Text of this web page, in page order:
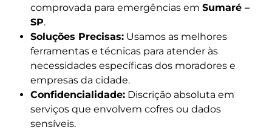
comprovada para emergências em Sumaré –
SP.
Soluções Precisas: Usamos as melhores
ferramentas e técnicas para atender às
necessidades específicas dos moradores e
empresas da cidade.
Confidencialidade: Discrição absoluta em
serviços que envolvem cofres ou dados
sensíveis.